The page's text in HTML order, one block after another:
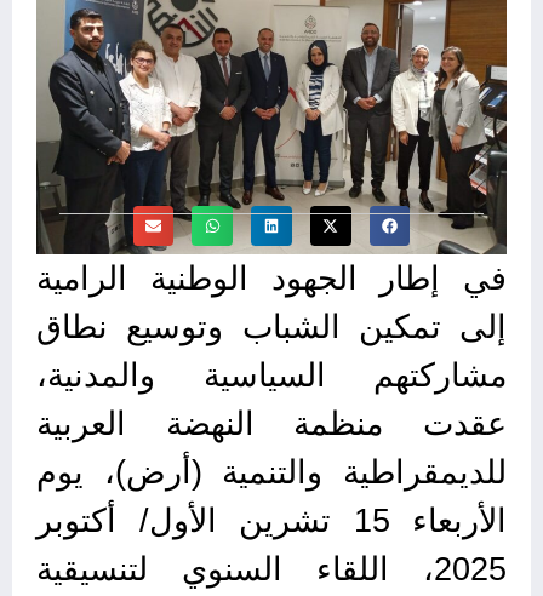
في إطار الجهود الوطنية الرامية
إلى تمكين الشباب وتوسيع نطاق
مشاركتهم السياسية والمدنية،
عقدت منظمة النهضة العربية
للديمقراطية والتنمية (أرض)، يوم
الأربعاء 15 تشرين الأول/ أكتوبر
2025، اللقاء السنوي لتنسيقية